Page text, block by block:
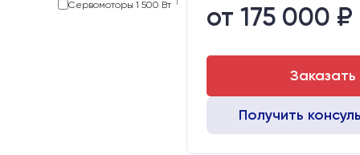
Сервомоторы 1 500 Вт
от 175 000 ₽
Заказать
Получить